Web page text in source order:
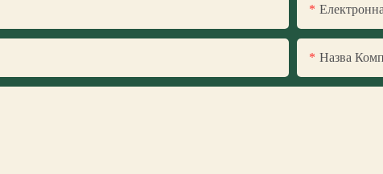
Назва